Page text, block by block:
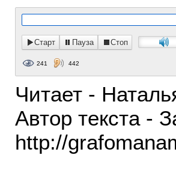
Старт Пауза Стоп
241 442
Читает -
Автор текста -
http://